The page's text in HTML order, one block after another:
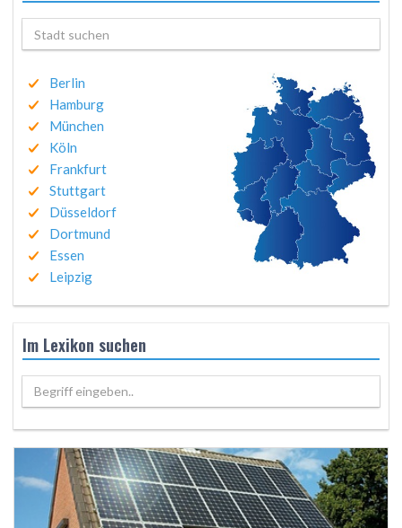
Berlin
Hamburg
München
Köln
Frankfurt
Stuttgart
Düsseldorf
Dortmund
Essen
Leipzig
Im Lexikon suchen
Begriff eingeben..